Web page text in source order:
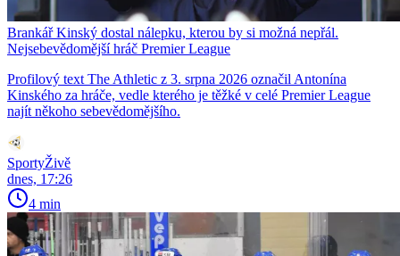
Brankář Kinský dostal nálepku, kterou by si možná nepřál.
Nejsebevědomější hráč Premier League
Profilový text The Athletic z 3. srpna 2026 označil Antonína
Kinského za hráče, vedle kterého je těžké v celé Premier League
najít někoho sebevědomějšího.
SportyŽivě
dnes, 17:26
4 min